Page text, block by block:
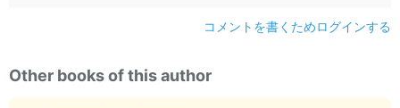
コメントを書くためログインする
Other books of this author